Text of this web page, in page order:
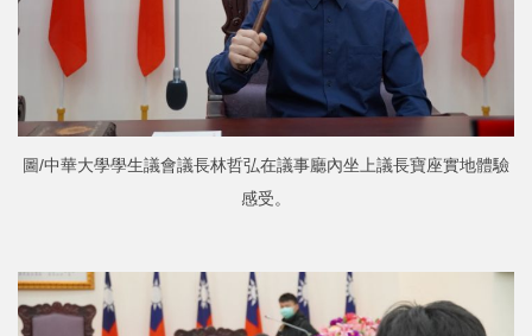
圖/中華大學學生議會議長林哲弘在議事廳內坐上議長寶座實地體驗
感受。